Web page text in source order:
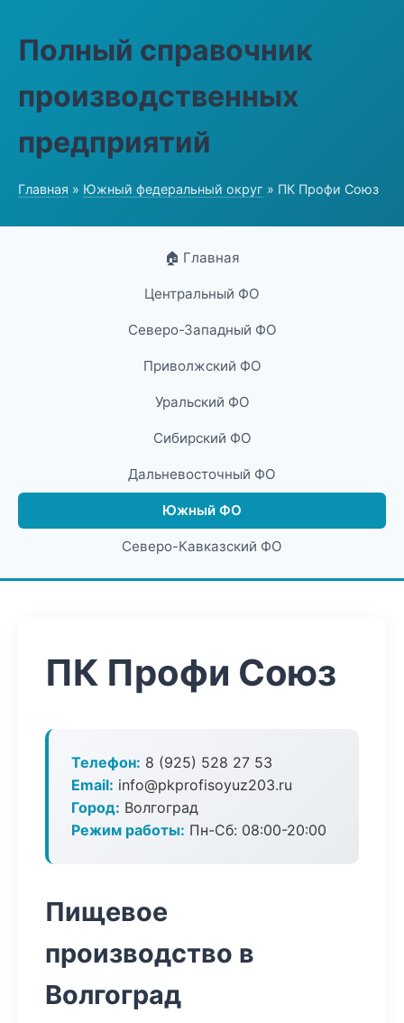
Полный справочник
производственных
предприятий
Главная » Южный федеральный округ » ПК Профи Союз
🏠 Главная
Центральный ФО
Северо-Западный ФО
Приволжский ФО
Уральский ФО
Сибирский ФО
Дальневосточный ФО
Южный ФО
Северо-Кавказский ФО
ПК Профи Союз
Телефон: 8 (925) 528 27 53
Email: info@pkprofisoyuz203.ru
Город: Волгоград
Режим работы: Пн-Сб: 08:00-20:00
Пищевое
производство в
Волгоград